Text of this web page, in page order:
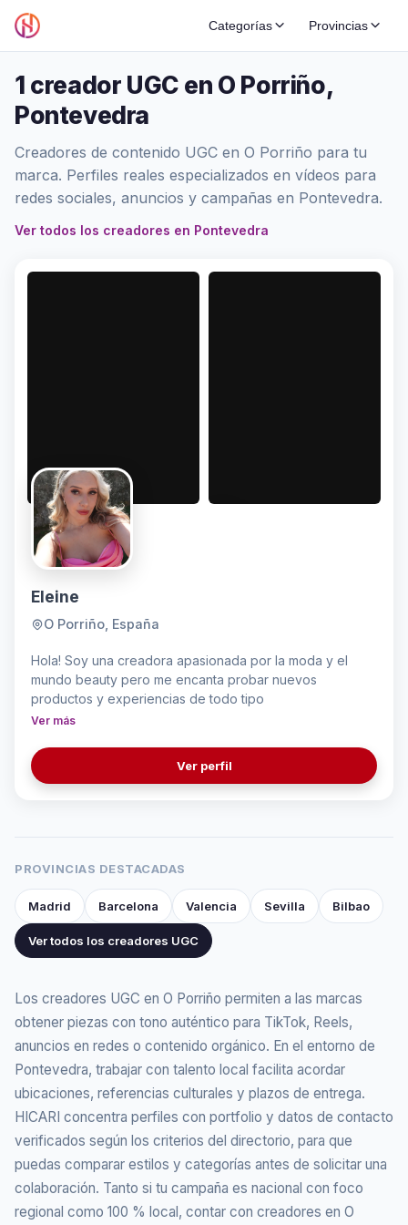
Categorías Provincias
1 creador UGC en O Porriño,
Pontevedra
Creadores de contenido UGC en O Porriño para tu
marca. Perfiles reales especializados en vídeos para
redes sociales, anuncios y campañas en Pontevedra.
Ver todos los creadores en Pontevedra
Eleine
O Porriño, España
Hola! Soy una creadora apasionada por la moda y el
mundo beauty pero me encanta probar nuevos
productos y experiencias de todo tipo
Ver más
Ver perfil
PROVINCIAS DESTACADAS
Madrid Barcelona Valencia Sevilla Bilbao
Ver todos los creadores UGC
Los creadores UGC en O Porriño permiten a las marcas
obtener piezas con tono auténtico para TikTok, Reels,
anuncios en redes o contenido orgánico. En el entorno de
Pontevedra, trabajar con talento local facilita acordar
ubicaciones, referencias culturales y plazos de entrega.
HICARI concentra perfiles con portfolio y datos de contacto
verificados según los criterios del directorio, para que
puedas comparar estilos y categorías antes de solicitar una
colaboración. Tanto si tu campaña es nacional con foco
regional como 100 % local, contar con creadores en O